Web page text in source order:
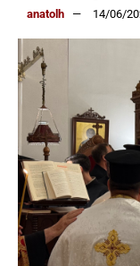
anatolh 14/06/